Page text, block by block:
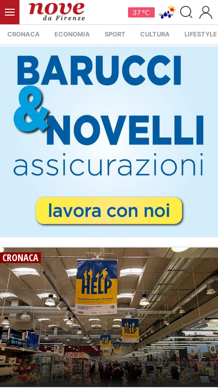
37 °C
CRONACA ECONOMIA SPORT CULTURA LIFESTYLE
CRONACA